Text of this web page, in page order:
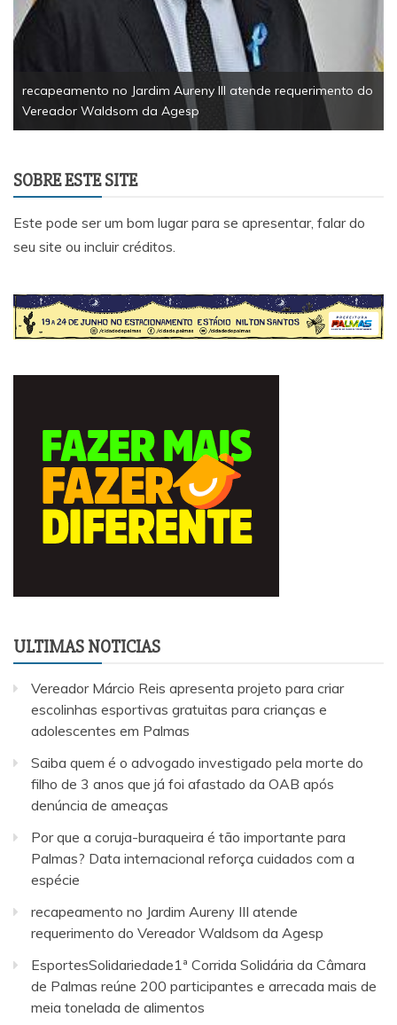
recapeamento no Jardim Aureny III atende requerimento do
Vereador Waldsom da Agesp
SOBRE ESTE SITE
Este pode ser um bom lugar para se apresentar, falar do
seu site ou incluir créditos.
ULTIMAS NOTICIAS
Vereador Márcio Reis apresenta projeto para criar
escolinhas esportivas gratuitas para crianças e
adolescentes em Palmas
Saiba quem é o advogado investigado pela morte do
filho de 3 anos que já foi afastado da OAB após
denúncia de ameaças
Por que a coruja-buraqueira é tão importante para
Palmas? Data internacional reforça cuidados com a
espécie
recapeamento no Jardim Aureny III atende
requerimento do Vereador Waldsom da Agesp
EsportesSolidariedade1ª Corrida Solidária da Câmara
de Palmas reúne 200 participantes e arrecada mais de
meia tonelada de alimentos